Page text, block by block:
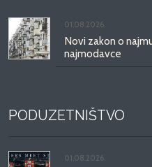
01.08.2026.
Novi zakon o
najmodavce
PODUZETNIŠTVO
01.08.2026.